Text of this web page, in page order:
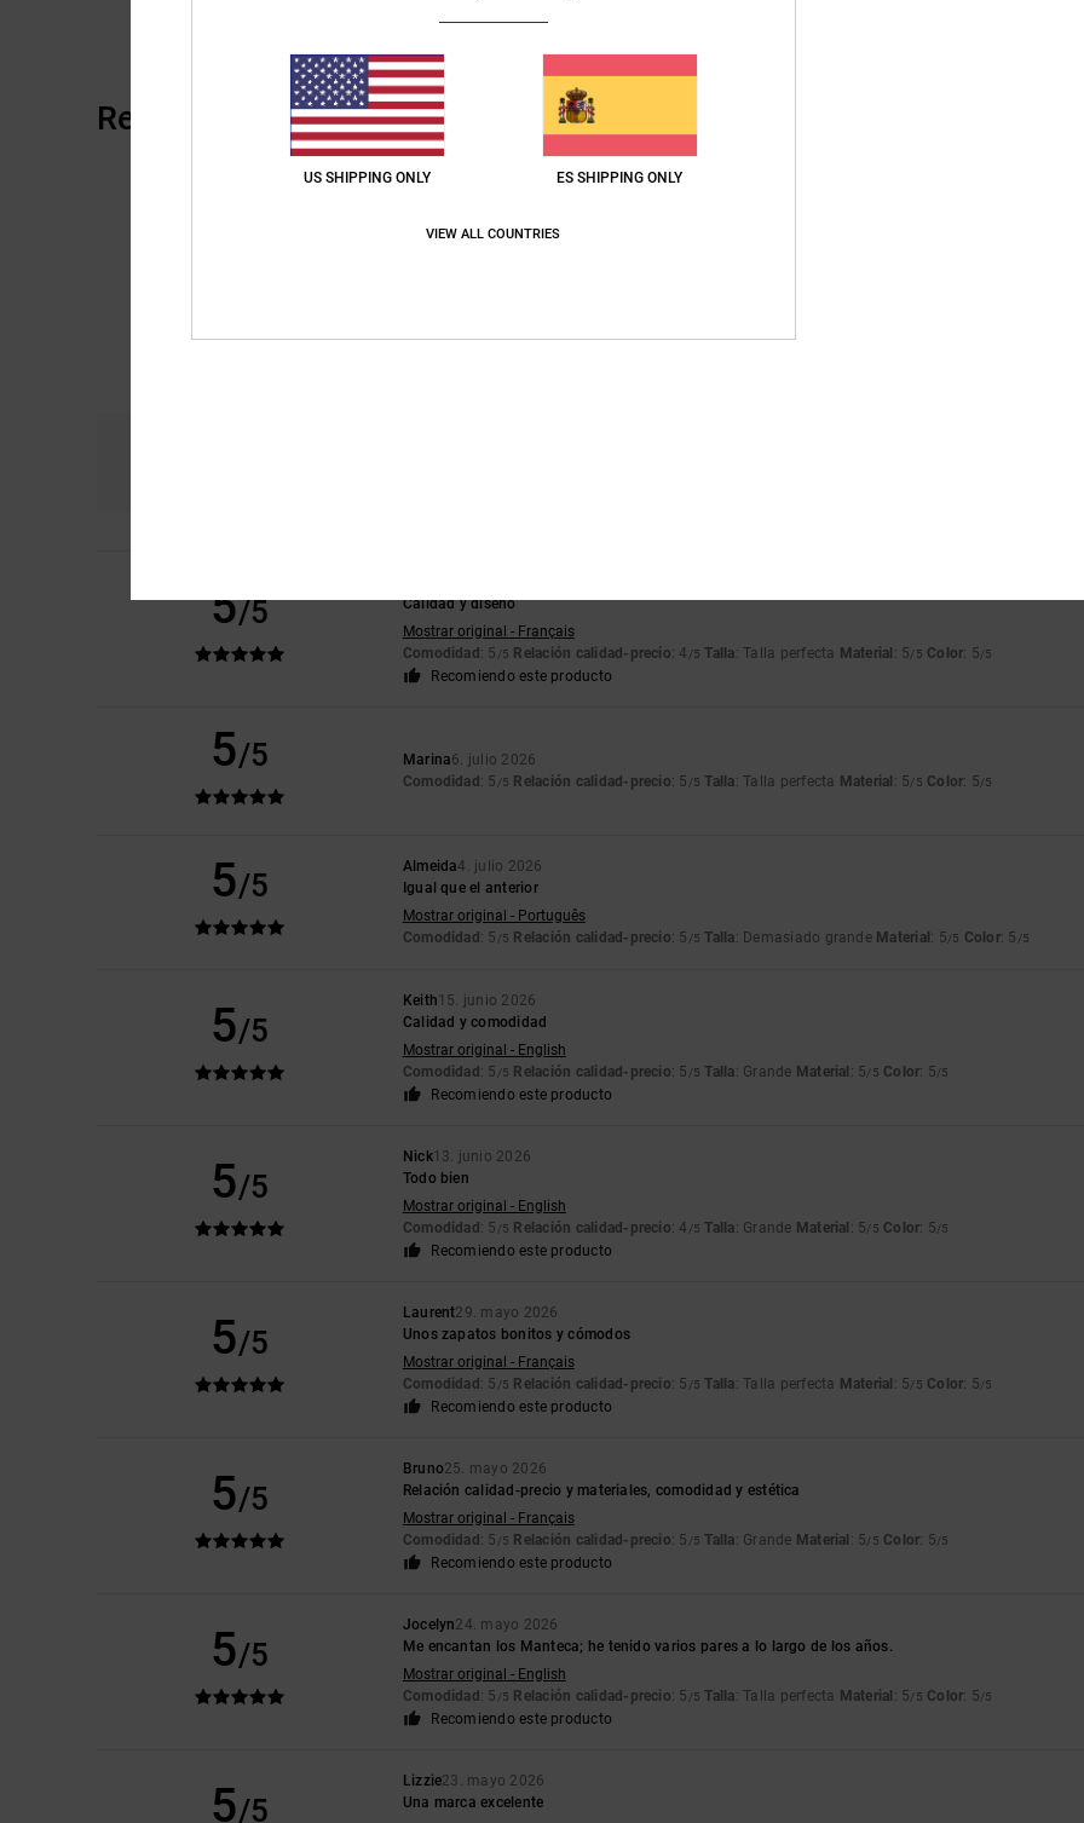
Reseñas de los clientes
5/5
Calidad y diseño
Mostrar original - Français
Comodidad : 5 /5 Relación calidad-precio: 4 /5 Talla: Talla perfecta Material : 5/5 Color: 5/5
Recomiendo este producto
5/5 Marina6. julio 2026
Comodidad : 5 /5 Relación calidad-precio: 5 /5 Talla: Talla perfecta Material : 5/5 Color: 5/5
5/5
Almeida4. julio 2026
Igual que el anterior
Mostrar original - Português
Comodidad : 5 /5 Relación calidad-precio: 5 /5 Talla: Demasiado grande Material : 5/5 Color: 5 /5
5/5
Keith15. junio 2026
Calidad y comodidad
Mostrar original - English
Comodidad : 5 /5 Relación calidad-precio: 5 /5 Talla: Grande Material : 5/5 Color: 5/5
Recomiendo este producto
5/5
Nick13. junio 2026
Todo bien
Mostrar original - English
Comodidad : 5 /5 Relación calidad-precio: 4 /5 Talla: Grande Material : 5/5 Color: 5/5
Recomiendo este producto
5/5
Laurent29. mayo 2026
Unos zapatos bonitos y cómodos
Mostrar original - Français
Comodidad : 5 /5 Relación calidad-precio: 5 /5 Talla: Talla perfecta Material : 5/5 Color: 5/5
Recomiendo este producto
5/5
Bruno25. mayo 2026
Relación calidad-precio y materiales, comodidad y estética
Mostrar original - Français
Comodidad : 5 /5 Relación calidad-precio: 5 /5 Talla: Grande Material : 5/5 Color: 5/5
Recomiendo este producto
5/5
Jocelyn24. mayo 2026
Me encantan los Manteca; he tenido varios pares a lo largo de los años.
Mostrar original - English
Comodidad : 5 /5 Relación calidad-precio: 5 /5 Talla: Talla perfecta Material : 5/5 Color: 5/5
Recomiendo este producto
5/5
Lizzie23. mayo 2026
Una marca excelente
US SHIPPING ONLY ES SHIPPING ONLY
VIEW ALL COUNTRIES